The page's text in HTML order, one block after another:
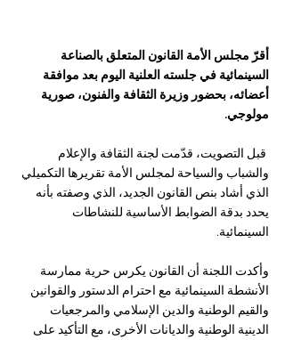
أقرّ مجلس الأمة القانون المتعلق بالصناعة
السينمائية في جلسته العلنية اليوم بعد موافقة
أعضائه، بحضور وزيرة الثقافة والفنون، صورية
مولوجي.
قبل التصويت، قدّمت لجنة الثقافة والإعلام
والشباب والسياحة لمجلس الأمة تقريرها التكميلي
الذي أشاد بنص القانون الجديد، الذي وصفته بأنه
يحدد بدقة الضوابط الأساسية للنشاطات
السينمائية.
وأكدت اللجنة أن القانون يكرس حرية ممارسة
الأنشطة السينمائية مع احترام الدستور والقوانين
والقيم الوطنية والدين الإسلامي والمرجعيات
الدينية الوطنية والديانات الأخرى، مع التأكيد على